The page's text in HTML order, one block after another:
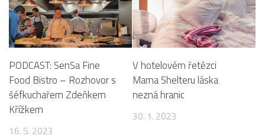
PODCAST: SenSa Fine
Food Bistro – Rozhovor s
šéfkuchařem Zdeňkem
Křížkem
16. 5. 2023
V hotelovém řetězci
Mama Shelteru láska
nezná hranic
30. 1. 2023